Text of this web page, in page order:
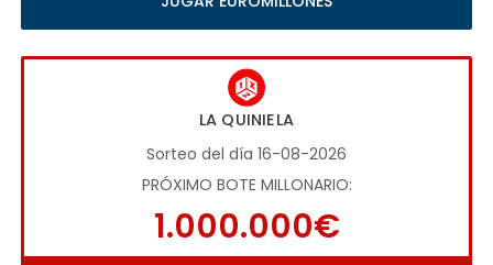
LA QUINIELA
Sorteo del día 16-08-2026
PRÓXIMO BOTE MILLONARIO:
1.000.000€